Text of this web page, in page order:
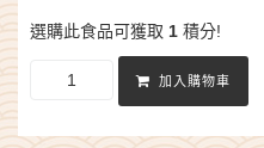
選購此食品可獲取 1 積分!
加入購物車